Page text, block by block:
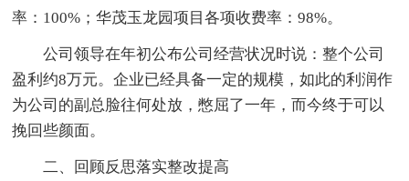
率：100%；华茂玉龙园项目各项收费率：98%。
公司领导在年初公布公司经营状况时说：整个公司
盈利约8万元。企业已经具备一定的规模，如此的利润作
为公司的副总脸往何处放，憋屈了一年，而今终于可以
挽回些颜面。
二、回顾反思落实整改提高